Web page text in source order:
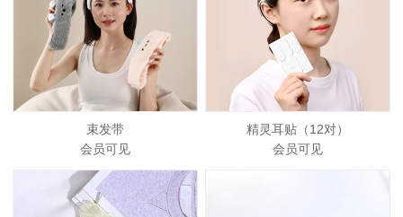
束发带
会员可见
精灵耳贴（12对）
会员可见